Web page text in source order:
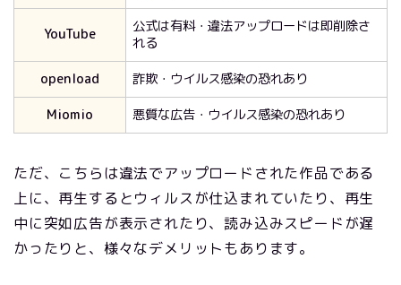
YouTube
公式は有料・違法アップロードは即削除さ
れる
openload
詐欺・ウイルス感染の恐れあり
Miomio
悪質な広告・ウイルス感染の恐れあり
ただ、こちらは違法でアップロードされた作品である
上に、再生するとウィルスが仕込まれていたり、再生
中に突如広告が表示されたり、読み込みスピードが遅
かったりと、様々なデメリットもあります。